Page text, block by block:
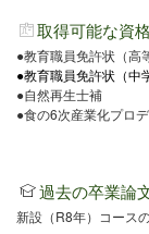
取得可能な資格
●教育職員免許状（高
●教育職員免許状（中
●自然再生士補
●食の6次産業化プロ
過去の卒業論
新設（R8年）コース